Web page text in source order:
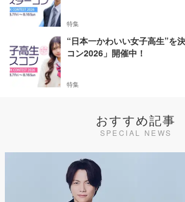
特集
“日本一かわいい女子高生”を
コン2026」開催中！
特集
おすすめ記事
SPECIAL NEWS